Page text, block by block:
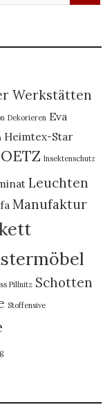
Werkstätten
Dekorieren Eva
Heimtex-Star
Insektenschutz
Leuchten
Manufaktur
Pillnitz Schotten
Stoffensive